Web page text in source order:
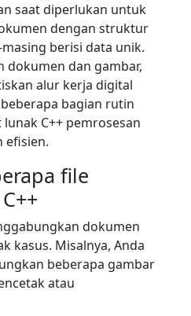
saat diperlukan untuk
dengan struktur
berisi data unik.
dokumen dan gambar,
alur kerja digital
bagian rutin
C++ pemrosesan
efisien.
file
dokumen
kasus. Misalnya, Anda
beberapa gambar
atau